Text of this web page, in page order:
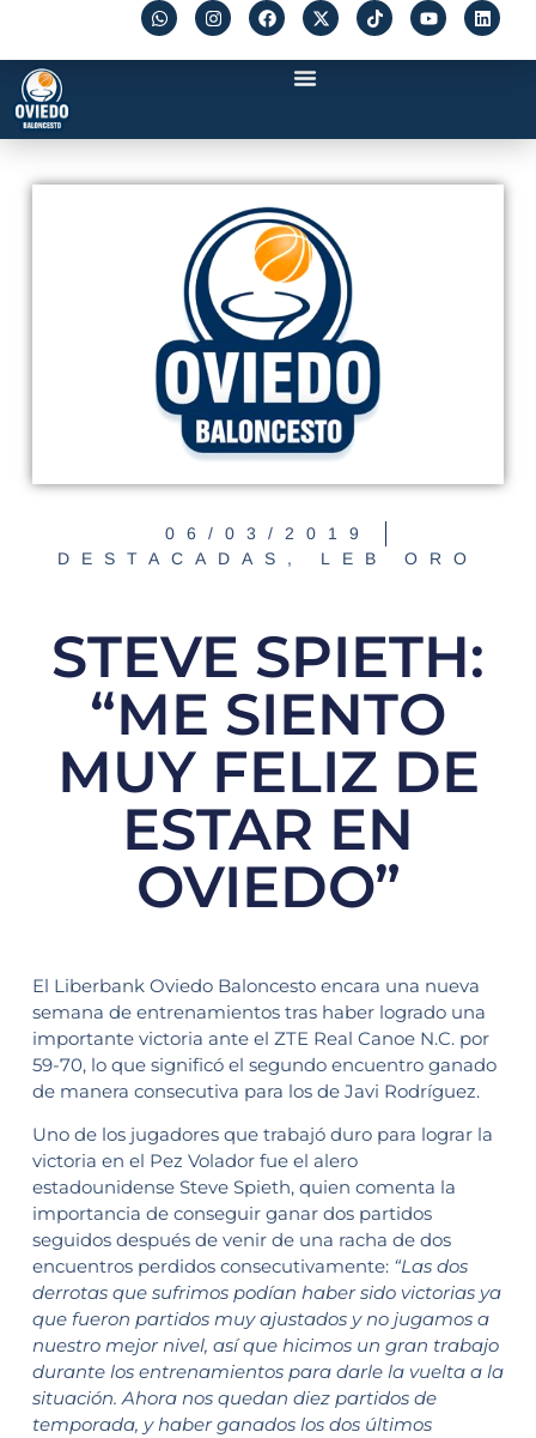
06/03/2019
DESTACADAS , LEB ORO
STEVE SPIETH:
“ME SIENTO
MUY FELIZ DE
ESTAR EN
OVIEDO”
El Liberbank Oviedo Baloncesto encara una nueva
semana de entrenamientos tras haber logrado una
importante victoria ante el ZTE Real Canoe N.C. por
59-70, lo que significó el segundo encuentro ganado
de manera consecutiva para los de Javi Rodríguez.
Uno de los jugadores que trabajó duro para lograr la
victoria en el Pez Volador fue el alero
estadounidense Steve Spieth, quien comenta la
importancia de conseguir ganar dos partidos
seguidos después de venir de una racha de dos
encuentros perdidos consecutivamente: “Las dos
derrotas que sufrimos podían haber sido victorias ya
que fueron partidos muy ajustados y no jugamos a
nuestro mejor nivel, así que hicimos un gran trabajo
durante los entrenamientos para darle la vuelta a la
situación. Ahora nos quedan diez partidos de
temporada, y haber ganados los dos últimos